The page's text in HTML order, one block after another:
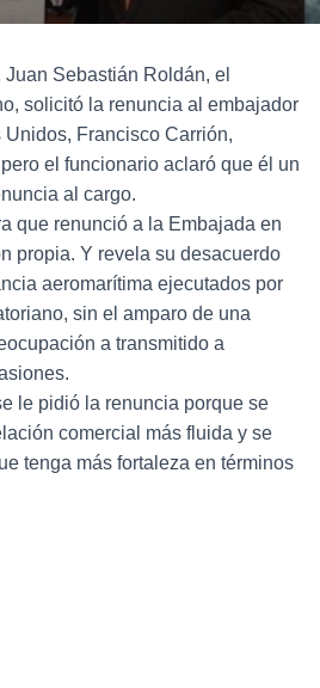
Sebastián Roldán, el
solicitó la renuncia al embajador
Francisco Carrión,
el funcionario aclaró que él un
al cargo.
que renunció a la Embajada en
propia. Y revela su desacuerdo
aeromarítima ejecutados por
sin el amparo de una
a transmitido a
le pidió la renuncia porque se
comercial más fluida y se
tenga más fortaleza en términos